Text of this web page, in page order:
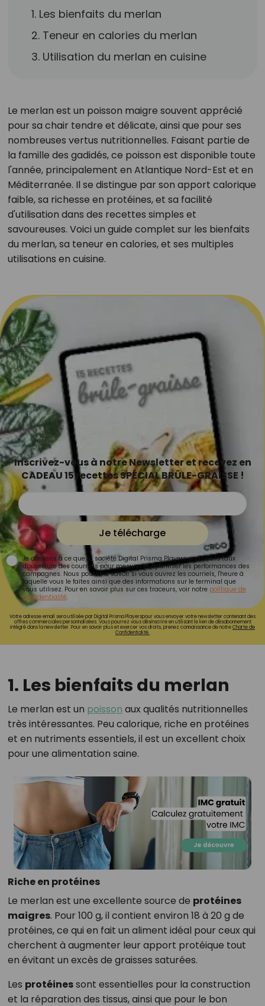
1. Les bienfaits du merlan
2. Teneur en calories du merlan
3. Utilisation du merlan en cuisine
Le merlan est un poisson maigre souvent apprécié
pour sa chair tendre et délicate, ainsi que pour ses
nombreuses vertus nutritionnelles. Faisant partie de
la famille des gadidés, ce poisson est disponible toute
l'année, principalement en Atlantique Nord-Est et en
Méditerranée. Il se distingue par son apport calorique
faible, sa richesse en protéines, et sa facilité
d'utilisation dans des recettes simples et
savoureuses. Voici un guide complet sur les bienfaits
du merlan, sa teneur en calories, et ses multiples
utilisations en cuisine.
Inscrivez-vous à notre Newsletter et recevez en
CADEAU 15 recettes SPÉCIAL BRÛLE-GRAISSE !
Je télécharge
Je consens à ce que la société Digital Prisma Players analyse le taux
d'ouverture des courriels pour mesurer et optimiser les performances des
campagnes. Nous pourrons savoir si vous ouvrez les courriels, l'heure à
laquelle vous le faites ainsi que des informations sur le terminal que
vous utilisez. Pour en savoir plus sur ces traceurs, voir notre politique de
confidentialité.
Votre adresse email sera utilisée par Digital Prisma Playerspour vous envoyer votre newsletter contenant des
offres commerciales personnalisées. Vous pourrez vous désinscrire en utilisant le lien de désabonnement
intégré dans la newsletter. Pour en savoir plus et exercer vos droits, prenez connaissance de notreCharte de
Confidentialité.
1. Les bienfaits du merlan
Le merlan est un poisson aux qualités nutritionnelles
très intéressantes. Peu calorique, riche en protéines
et en nutriments essentiels, il est un excellent choix
pour une alimentation saine.
Riche en protéines
Le merlan est une excellente source de protéines
maigres. Pour 100 g, il contient environ 18 à 20 g de
protéines, ce qui en fait un aliment idéal pour ceux qui
cherchent à augmenter leur apport protéique tout
en évitant un excès de graisses saturées.
Les protéinessont essentielles pour la construction
et la réparation des tissus, ainsi que pour le bon